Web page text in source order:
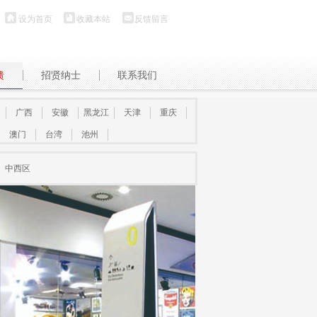
设为首页 收藏本站 反馈留言
招贤纳士 联系我们
广西 安徽 黑龙江 天津 重庆
澳门 台湾 池州
中西区